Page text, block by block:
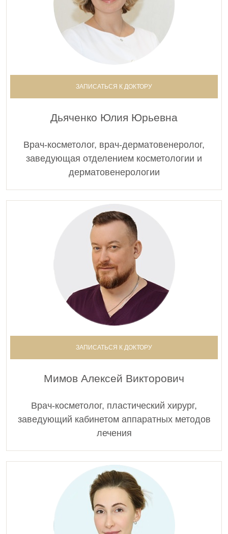
ЗАПИСАТЬСЯ К ДОКТОРУ
Дьяченко Юлия Юрьевна
Врач-косметолог, врач-дерматовенеролог,
заведующая отделением косметологии и
дерматовенерологии
ЗАПИСАТЬСЯ К ДОКТОРУ
Мимов Алексей Викторович
Врач-косметолог, пластический хирург,
заведующий кабинетом аппаратных методов
лечения